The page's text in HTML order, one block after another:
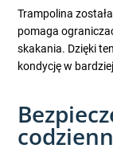
Trampolina
pomaga
skakania. Dzięki
kondycję w